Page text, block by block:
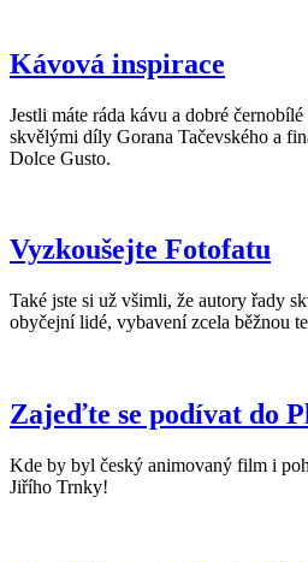
Kávová inspirace
Jestli máte ráda kávu a dobré
skvělými díly Gorana Tačevského a
Dolce Gusto.
Vyzkoušejte Fotofatu
Také jste si už všimli, že autory řady
obyčejní lidé, vybavení zcela běžnou
Zajeďte se podívat do
Kde by byl český animovaný film i
Jiřího Trnky!